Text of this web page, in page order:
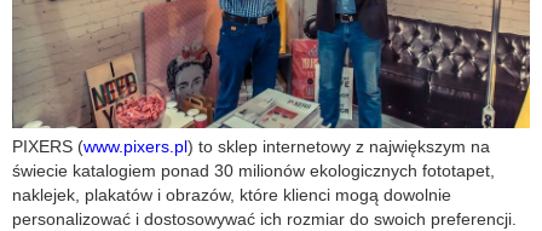
PIXERS (www.pixers.pl) to sklep internetowy z największym na
świecie katalogiem ponad 30 milionów ekologicznych fototapet,
naklejek, plakatów i obrazów, które klienci mogą dowolnie
personalizować i dostosowywać ich rozmiar do swoich preferencji.